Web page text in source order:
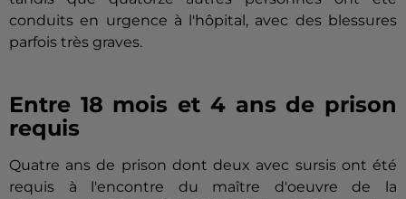
conduits en urgence à l'hôpital, avec des blessures
parfois très graves.
Entre 18 mois et 4 ans de prison
requis
Quatre ans de prison dont deux avec sursis ont été
requis à l'encontre du maître d'oeuvre de la